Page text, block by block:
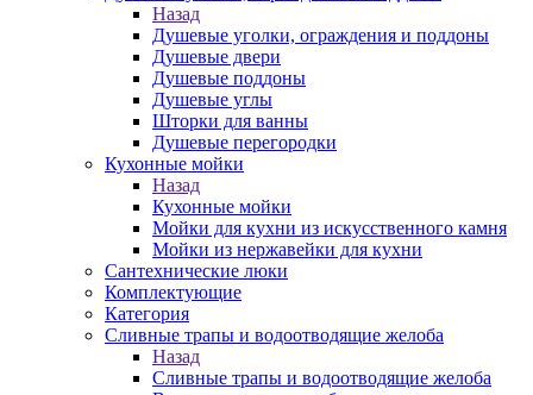
Назад
Душевые уголки, ограждения и поддоны
Душевые двери
Душевые поддоны
Душевые углы
Шторки для ванны
Душевые перегородки
Кухонные мойки
Назад
Кухонные мойки
Мойки для кухни из искусственного камня
Мойки из нержавейки для кухни
Сантехнические люки
Комплектующие
Категория
Cливные трапы и водоотводящие желоба
Назад
Cливные трапы и водоотводящие желоба